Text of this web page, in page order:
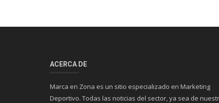
ACERCA DE
Marca en Zona es un sitio especializado en Marketing
Deportivo. Todas las noticias del sector, ya sea de